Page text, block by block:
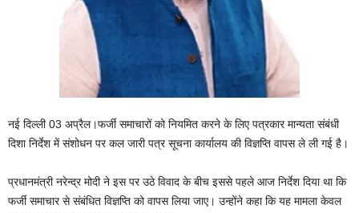
नई दिल्ली 03 अप्रैल।फर्जी समाचारों को नियमित करने के लिए पत्रकार मान्यता संबंधी
दिशा निर्देश में संशोधन पर कल जारी पत्र सूचना कार्यालय की विज्ञप्ति वापस ले ली गई है।
प्रधानमंत्री नरेन्द्र मोदी ने इस पर उठे विवाद के बीच इससे पहले आज निर्देश दिया था कि
फर्जी समाचार से संबंधित विज्ञप्ति को वापस लिया जाए। उन्होंने कहा कि यह मामला केवल